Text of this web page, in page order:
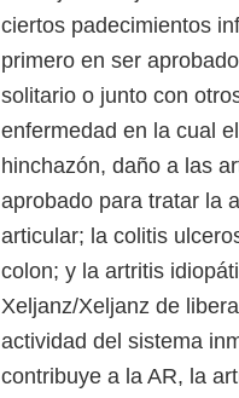
ciertos padecimientos
primero en ser
solitario o junto con
enfermedad en la cual
hinchazón, daño a las
aprobado para tratar la
articular; la colitis
colon; y la artritis
Xeljanz/Xeljanz de
actividad del sistema
contribuye a la AR, la